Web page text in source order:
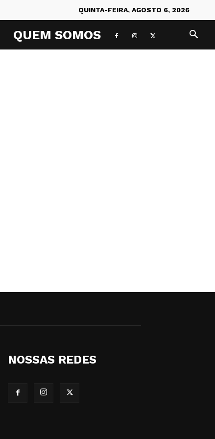
QUINTA-FEIRA, AGOSTO 6, 2026
QUEM SOMOS
NOSSAS REDES